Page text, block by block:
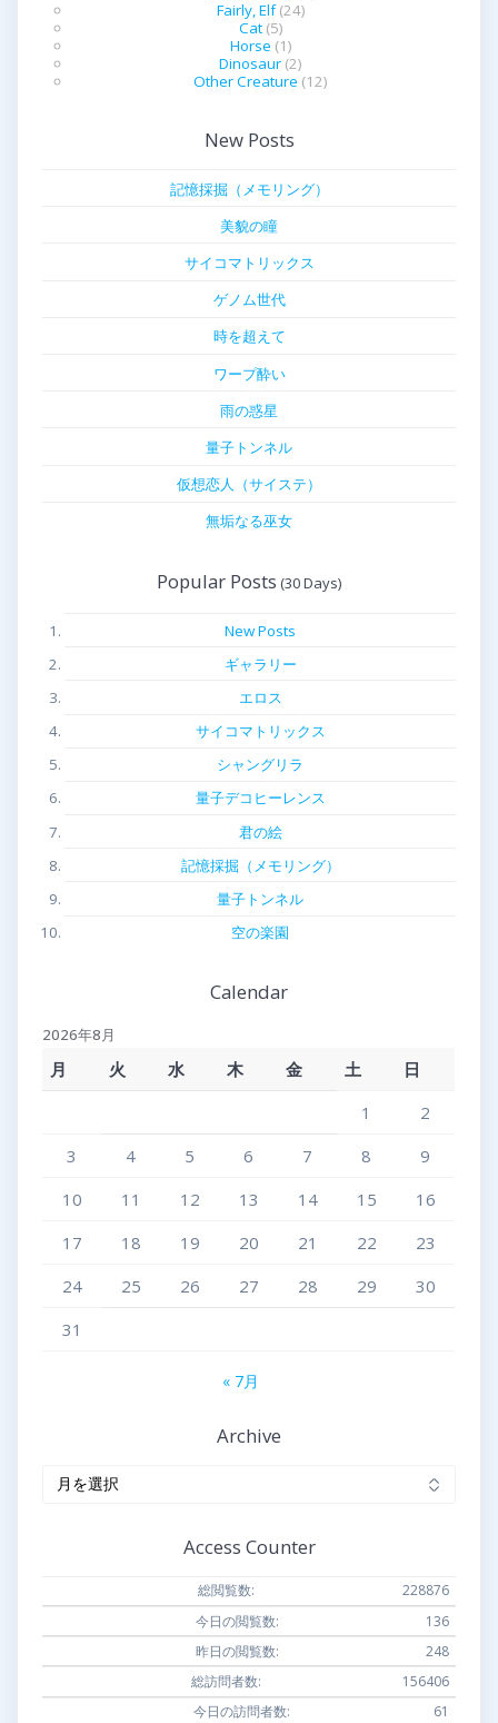
Fairly, Elf(24)
Cat(5)
Horse (1)
Dinosaur (2)
Other Creature (12)
New Posts
記憶採掘（メモリング）
美貌の瞳
サイコマトリックス
ゲノム世代
時を超えて
ワープ酔い
雨の惑星
量子トンネル
仮想恋人（サイステ）
無垢なる巫女
Popular Posts
New Posts
ギャラリー
エロス
サイコマトリックス
シャングリラ
量子デコヒーレンス
君の絵
記憶採掘（メモリング）
量子トンネル
空の楽園
Calendar
2026年8月
月 火 水 木 金 土
日
1
2
3
4 5 6 7 8
9
10
11 12 13 14 15
16
17
18 19 20 21 22
23
24
25 26 27 28 29
30
31
« 7月
Archive
Access Counter
228876
総閲覧数:
136
今日の閲覧数:
248
昨日の閲覧数:
156406
総訪問者数:
61
今日の訪問者数: